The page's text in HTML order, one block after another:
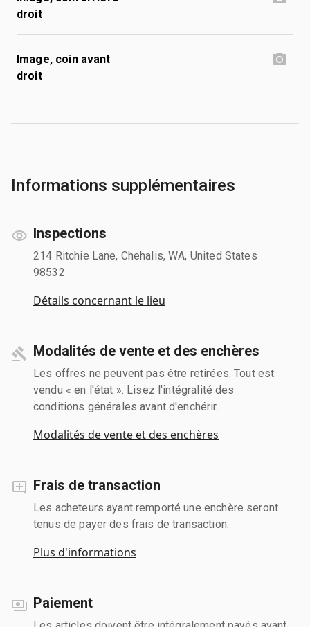
droit
Image, coin avant
droit
Informations supplémentaires
Inspections
214 Ritchie Lane, Chehalis, WA, United States
98532
Détails concernant le lieu
Modalités de vente et des enchères
Les offres ne peuvent pas être retirées. Tout est
vendu « en l'état ». Lisez l'intégralité des
conditions générales avant d'enchérir.
Modalités de vente et des enchères
Frais de transaction
Les acheteurs ayant remporté une enchère seront
tenus de payer des frais de transaction.
Plus d'informations
Paiement